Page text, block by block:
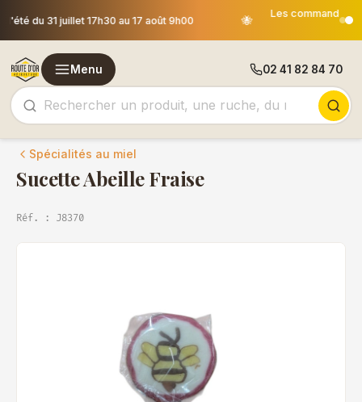
🐝
Les commandes passées après le 30 juillet 12h00 seront
expédiées le 18 août
Menu 02 41 82 84 70
Spécialités au miel
Sucette Abeille Fraise
Réf. : J8370